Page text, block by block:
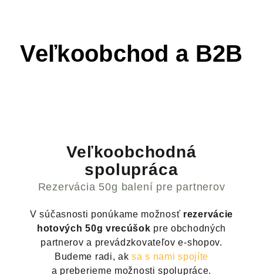
Veľkoobchod a B2B
Veľkoobchodná
spolupráca
Rezervácia 50g balení pre partnerov
V súčasnosti ponúkame možnosť rezervácie
hotových 50g vrecúšok pre obchodných
partnerov a prevádzkovateľov e-shopov.
Budeme radi, aksa s nami spojíte
a preberieme možnosti spolupráce.